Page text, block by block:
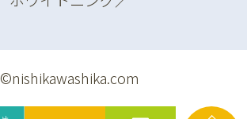
©nishikawashika.com